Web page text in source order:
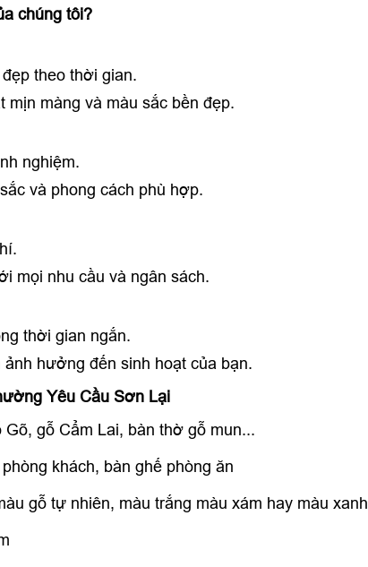
chúng tôi?
theo thời gian.
màng và màu sắc bền đẹp.
nghiệm.
và phong cách phù hợp.
mọi nhu cầu và ngân sách.
thời gian ngắn.
hưởng đến sinh hoạt của bạn.
Yêu Cầu Sơn Lại
gỗ Cẩm Lai, bàn thờ gỗ mun...
khách, bàn ghế phòng ăn
gỗ tự nhiên, màu trắng màu xám hay màu xanh